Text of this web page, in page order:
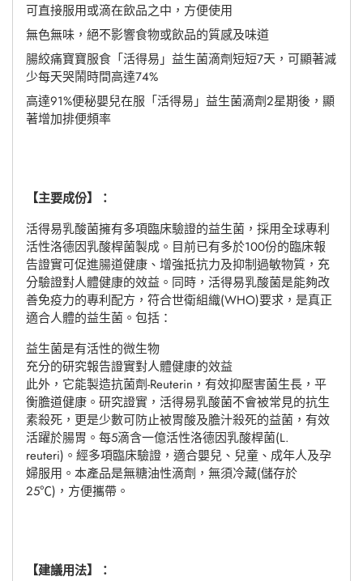
可直接服用或滴在飲品之中，方便使用
無色無味，絕不影響食物或飲品的質感及味道
腸絞痛寶寶服食「活得易」益生菌滴劑短短7天，可顯著減
少每天哭鬧時間高達74%
高達91%便秘嬰兒在服「活得易」益生菌滴劑2星期後，顯
著增加排便頻率
【主要成份】：
活得易乳酸菌擁有多項臨床驗證的益生菌，採用全球專利
活性洛德因乳酸桿菌製成。目前已有多於100份的臨床報
告證實可促進腸道健康、增強抵抗力及抑制過敏物質，充
分驗證對人體健康的效益。同時，活得易乳酸菌是能夠改
善免疫力的專利配方，符合世衛組織(WHO)要求，是真正
適合人體的益生菌。包括：
益生菌是有活性的微生物
充分的研究報告證實對人體健康的效益
此外，它能製造抗菌劑-Reuterin，有效抑壓害菌生長，平
衡膽道健康。研究證實，活得易乳酸菌不會被常見的抗生
素殺死，更是少數可防止被胃酸及膽汁殺死的益菌，有效
活躍於腸胃。每5滴含一億活性洛德因乳酸桿菌(L.
reuteri)。經多項臨床驗證，適合嬰兒、兒童、成年人及孕
婦服用。本產品是無糖油性滴劑，無須冷藏(儲存於
25℃)，方便攜帶。
【建議用法】：